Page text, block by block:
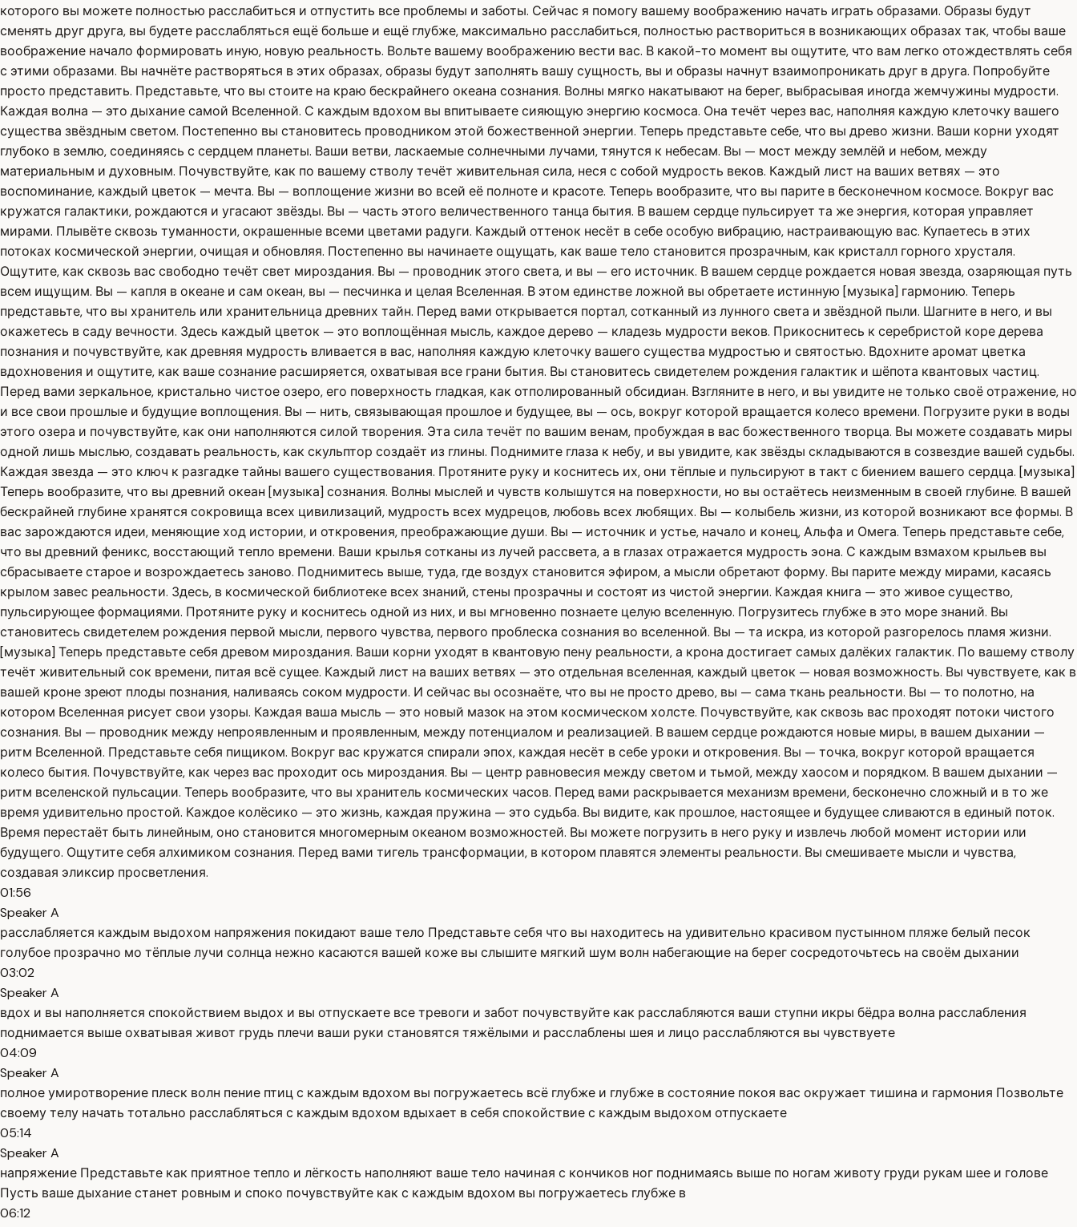
которого вы можете полностью расслабиться и отпустить все проблемы и заботы. Сейчас я помогу вашему воображению начать играть образами. Образы будут
сменять друг друга, вы будете расслабляться ещё больше и ещё глубже, максимально расслабиться, полностью раствориться в возникающих образах так, чтобы ваше
воображение начало формировать иную, новую реальность. Вольте вашему воображению вести вас. В какой-то момент вы ощутите, что вам легко отождествлять себя
с этими образами. Вы начнёте растворяться в этих образах, образы будут заполнять вашу сущность, вы и образы начнут взаимопроникать друг в друга. Попробуйте
просто представить. Представьте, что вы стоите на краю бескрайнего океана сознания. Волны мягко накатывают на берег, выбрасывая иногда жемчужины мудрости.
Каждая волна — это дыхание самой Вселенной. С каждым вдохом вы впитываете сияющую энергию космоса. Она течёт через вас, наполняя каждую клеточку вашего
существа звёздным светом. Постепенно вы становитесь проводником этой божественной энергии. Теперь представьте себе, что вы древо жизни. Ваши корни уходят
глубоко в землю, соединяясь с сердцем планеты. Ваши ветви, ласкаемые солнечными лучами, тянутся к небесам. Вы — мост между землёй и небом, между
материальным и духовным. Почувствуйте, как по вашему стволу течёт живительная сила, неся с собой мудрость веков. Каждый лист на ваших ветвях — это
воспоминание, каждый цветок — мечта. Вы — воплощение жизни во всей её полноте и красоте. Теперь вообразите, что вы парите в бесконечном космосе. Вокруг вас
кружатся галактики, рождаются и угасают звёзды. Вы — часть этого величественного танца бытия. В вашем сердце пульсирует та же энергия, которая управляет
мирами. Плывёте сквозь туманности, окрашенные всеми цветами радуги. Каждый оттенок несёт в себе особую вибрацию, настраивающую вас. Купаетесь в этих
потоках космической энергии, очищая и обновляя. Постепенно вы начинаете ощущать, как ваше тело становится прозрачным, как кристалл горного хрусталя.
Ощутите, как сквозь вас свободно течёт свет мироздания. Вы — проводник этого света, и вы — его источник. В вашем сердце рождается новая звезда, озаряющая путь
всем ищущим. Вы — капля в океане и сам океан, вы — песчинка и целая Вселенная. В этом единстве ложной вы обретаете истинную [музыка] гармонию. Теперь
представьте, что вы хранитель или хранительница древних тайн. Перед вами открывается портал, сотканный из лунного света и звёздной пыли. Шагните в него, и вы
окажетесь в саду вечности. Здесь каждый цветок — это воплощённая мысль, каждое дерево — кладезь мудрости веков. Прикоснитесь к серебристой коре дерева
познания и почувствуйте, как древняя мудрость вливается в вас, наполняя каждую клеточку вашего существа мудростью и святостью. Вдохните аромат цветка
вдохновения и ощутите, как ваше сознание расширяется, охватывая все грани бытия. Вы становитесь свидетелем рождения галактик и шёпота квантовых частиц.
Перед вами зеркальное, кристально чистое озеро, его поверхность гладкая, как отполированный обсидиан. Взгляните в него, и вы увидите не только своё отражение, но
и все свои прошлые и будущие воплощения. Вы — нить, связывающая прошлое и будущее, вы — ось, вокруг которой вращается колесо времени. Погрузите руки в воды
этого озера и почувствуйте, как они наполняются силой творения. Эта сила течёт по вашим венам, пробуждая в вас божественного творца. Вы можете создавать миры
одной лишь мыслью, создавать реальность, как скульптор создаёт из глины. Поднимите глаза к небу, и вы увидите, как звёзды складываются в созвездие вашей судьбы.
Каждая звезда — это ключ к разгадке тайны вашего существования. Протяните руку и коснитесь их, они тёплые и пульсируют в такт с биением вашего сердца. [музыка]
Теперь вообразите, что вы древний океан [музыка] сознания. Волны мыслей и чувств колышутся на поверхности, но вы остаётесь неизменным в своей глубине. В вашей
бескрайней глубине хранятся сокровища всех цивилизаций, мудрость всех мудрецов, любовь всех любящих. Вы — колыбель жизни, из которой возникают все формы. В
вас зарождаются идеи, меняющие ход истории, и откровения, преображающие души. Вы — источник и устье, начало и конец, Альфа и Омега. Теперь представьте себе,
что вы древний феникс, восстающий тепло времени. Ваши крылья сотканы из лучей рассвета, а в глазах отражается мудрость эона. С каждым взмахом крыльев вы
сбрасываете старое и возрождаетесь заново. Поднимитесь выше, туда, где воздух становится эфиром, а мысли обретают форму. Вы парите между мирами, касаясь
крылом завес реальности. Здесь, в космической библиотеке всех знаний, стены прозрачны и состоят из чистой энергии. Каждая книга — это живое существо,
пульсирующее формациями. Протяните руку и коснитесь одной из них, и вы мгновенно познаете целую вселенную. Погрузитесь глубже в это море знаний. Вы
становитесь свидетелем рождения первой мысли, первого чувства, первого проблеска сознания во вселенной. Вы — та искра, из которой разгорелось пламя жизни.
[музыка] Теперь представьте себя древом мироздания. Ваши корни уходят в квантовую пену реальности, а крона достигает самых далёких галактик. По вашему стволу
течёт живительный сок времени, питая всё сущее. Каждый лист на ваших ветвях — это отдельная вселенная, каждый цветок — новая возможность. Вы чувствуете, как в
вашей кроне зреют плоды познания, наливаясь соком мудрости. И сейчас вы осознаёте, что вы не просто древо, вы — сама ткань реальности. Вы — то полотно, на
котором Вселенная рисует свои узоры. Каждая ваша мысль — это новый мазок на этом космическом холсте. Почувствуйте, как сквозь вас проходят потоки чистого
сознания. Вы — проводник между непроявленным и проявленным, между потенциалом и реализацией. В вашем сердце рождаются новые миры, в вашем дыхании —
ритм Вселенной. Представьте себя пищиком. Вокруг вас кружатся спирали эпох, каждая несёт в себе уроки и откровения. Вы — точка, вокруг которой вращается
колесо бытия. Почувствуйте, как через вас проходит ось мироздания. Вы — центр равновесия между светом и тьмой, между хаосом и порядком. В вашем дыхании —
ритм вселенской пульсации. Теперь вообразите, что вы хранитель космических часов. Перед вами раскрывается механизм времени, бесконечно сложный и в то же
время удивительно простой. Каждое колёсико — это жизнь, каждая пружина — это судьба. Вы видите, как прошлое, настоящее и будущее сливаются в единый поток.
Время перестаёт быть линейным, оно становится многомерным океаном возможностей. Вы можете погрузить в него руку и извлечь любой момент истории или
будущего. Ощутите себя алхимиком сознания. Перед вами тигель трансформации, в котором плавятся элементы реальности. Вы смешиваете мысли и чувства,
создавая эликсир просветления.
01:56
Speaker A
расслабляется каждым выдохом напряжения покидают ваше тело Представьте себя что вы находитесь на удивительно красивом пустынном пляже белый песок
голубое прозрачно мо тёплые лучи солнца нежно касаются вашей коже вы слышите мягкий шум волн набегающие на берег сосредоточьтесь на своём дыхании
03:02
Speaker A
вдох и вы наполняется спокойствием выдох и вы отпускаете все тревоги и забот почувствуйте как расслабляются ваши ступни икры бёдра волна расслабления
поднимается выше охватывая живот грудь плечи ваши руки становятся тяжёлыми и расслаблены шея и лицо расслабляются вы чувствуете
04:09
Speaker A
полное умиротворение плеск волн пение птиц с каждым вдохом вы погружаетесь всё глубже и глубже в состояние покоя вас окружает тишина и гармония Позвольте
своему телу начать тотально расслабляться с каждым вдохом вдыхает в себя спокойствие с каждым выдохом отпускаете
05:14
Speaker A
напряжение Представьте как приятное тепло и лёгкость наполняют ваше тело начиная с кончиков ног поднимаясь выше по ногам животу груди рукам шее и голове
Пусть ваше дыхание станет ровным и споко почувствуйте как с каждым вдохом вы погружаетесь глубже в
06:12